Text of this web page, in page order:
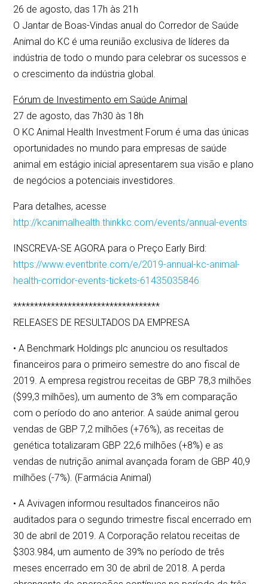
26 de agosto, das 17h às 21h
O Jantar de Boas-Vindas anual do Corredor de Saúde
Animal do KC é uma reunião exclusiva de líderes da
indústria de todo o mundo para celebrar os sucessos e
o crescimento da indústria global.
Fórum de Investimento em Saúde Animal
27 de agosto, das 7h30 às 18h
O KC Animal Health Investment Forum é uma das únicas
oportunidades no mundo para empresas de saúde
animal em estágio inicial apresentarem sua visão e plano
de negócios a potenciais investidores.
Para detalhes, acesse
http://kcanimalhealth.thinkkc.com/events/annual-events
INSCREVA-SE AGORA para o Preço Early Bird:
https://www.eventbrite.com/e/2019-annual-kc-animal-
health-corridor-events-tickets-61435035846
***********************************
RELEASES DE RESULTADOS DA EMPRESA
• A Benchmark Holdings plc anunciou os resultados
financeiros para o primeiro semestre do ano fiscal de
2019. A empresa registrou receitas de GBP 78,3 milhões
($99,3 milhões), um aumento de 3% em comparação
com o período do ano anterior. A saúde animal gerou
vendas de GBP 7,2 milhões (+76%), as receitas de
genética totalizaram GBP 22,6 milhões (+8%) e as
vendas de nutrição animal avançada foram de GBP 40,9
milhões (-7%). (Farmácia Animal)
• A Avivagen informou resultados financeiros não
auditados para o segundo trimestre fiscal encerrado em
30 de abril de 2019. A Corporação relatou receitas de
$303.984, um aumento de 39% no período de três
meses encerrado em 30 de abril de 2018. A perda